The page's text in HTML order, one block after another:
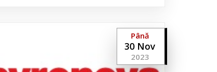
Până
30 Nov
2023